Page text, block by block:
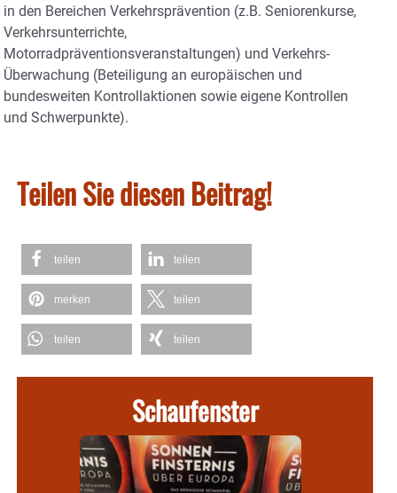
in den Bereichen Verkehrsprävention (z.B. Seniorenkurse,
Verkehrsunterrichte,
Motorradpräventionsveranstaltungen) und Verkehrs-
Überwachung (Beteiligung an europäischen und
bundesweiten Kontrollaktionen sowie eigene Kontrollen
und Schwerpunkte).
Teilen Sie diesen Beitrag!
teilen teilen
merken teilen
teilen teilen
Schaufenster